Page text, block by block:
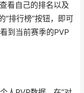
看自己的排名以及
“排行榜”按钮，即可
到当前赛季的PVP